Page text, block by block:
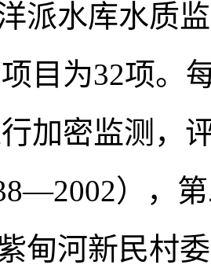
洋派水库水质
目为32项。
加密监测 ，
），
紫甸河新民村